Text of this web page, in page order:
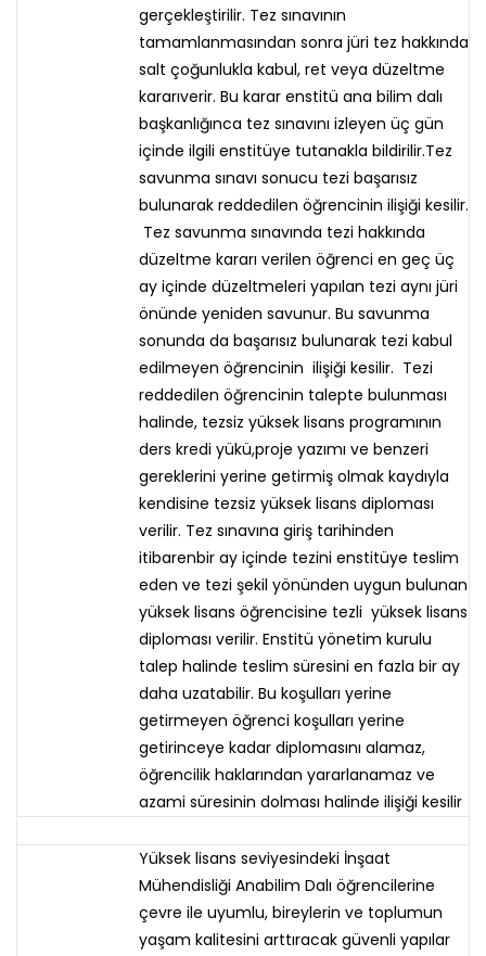
gerçekleştirilir. Tez sınavının
tamamlanmasından sonra jüri tez hakkında
salt çoğunlukla kabul, ret veya düzeltme
kararıverir. Bu karar enstitü ana bilim dalı
başkanlığınca tez sınavını izleyen üç gün
içinde ilgili enstitüye tutanakla bildirilir.Tez
savunma sınavı sonucu tezi başarısız
bulunarak reddedilen öğrencinin ilişiği kesilir.
Tez savunma sınavında tezi hakkında
düzeltme kararı verilen öğrenci en geç üç
ay içinde düzeltmeleri yapılan tezi aynı jüri
önünde yeniden savunur. Bu savunma
sonunda da başarısız bulunarak tezi kabul
edilmeyen öğrencinin ilişiği kesilir. Tezi
reddedilen öğrencinin talepte bulunması
halinde, tezsiz yüksek lisans programının
ders kredi yükü,proje yazımı ve benzeri
gereklerini yerine getirmiş olmak kaydıyla
kendisine tezsiz yüksek lisans diploması
verilir. Tez sınavına giriş tarihinden
itibarenbir ay içinde tezini enstitüye teslim
eden ve tezi şekil yönünden uygun bulunan
yüksek lisans öğrencisine tezli yüksek lisans
diploması verilir. Enstitü yönetim kurulu
talep halinde teslim süresini en fazla bir ay
daha uzatabilir. Bu koşulları yerine
getirmeyen öğrenci koşulları yerine
getirinceye kadar diplomasını alamaz,
öğrencilik haklarından yararlanamaz ve
azami süresinin dolması halinde ilişiği kesilir
Yüksek lisans seviyesindeki İnşaat
Mühendisliği Anabilim Dalı öğrencilerine
çevre ile uyumlu, bireylerin ve toplumun
yaşam kalitesini arttıracak güvenli yapılar